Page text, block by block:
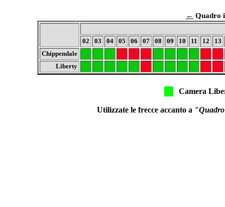
← Quadro
02 03 04 05 06 07 08 09 10 11 12
13
Chippendale
Liberty
Camera
Utilizzate le frecce accanto a